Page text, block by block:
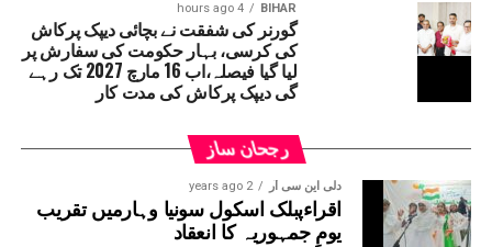
BIHAR
4 hours ago
گورنر کی شفقت نے بچائی دیپک پرکاش
کی کرسی، بہار حکومت کی سفارش پر
لیا گیا فیصلہ،اب 16 مارچ 2027 تک رہے
گی دیپک پرکاش کی مدت کار
رجحان ساز
دلی این سی آر 2 years ago
اقراءپبلک اسکول سونیا وہارمیں تقریب
یومِ جمہوریہ کا انعقاد